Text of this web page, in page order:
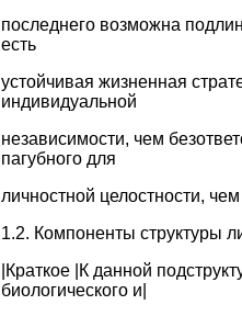
последнего возможна
есть
устойчивая жизненная
индивидуальной
независимости, чем
пагубного для
личностной целостности,
1.2. Компоненты структуры
|Краткое |К данной
биологического и|